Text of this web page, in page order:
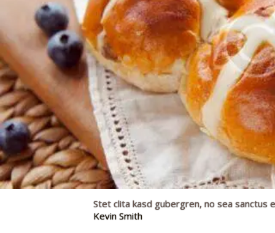
Stet clita kasd gubergren, no sea sanctus
Kevin Smith